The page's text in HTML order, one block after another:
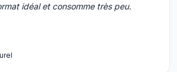
idéal et consomme très peu.